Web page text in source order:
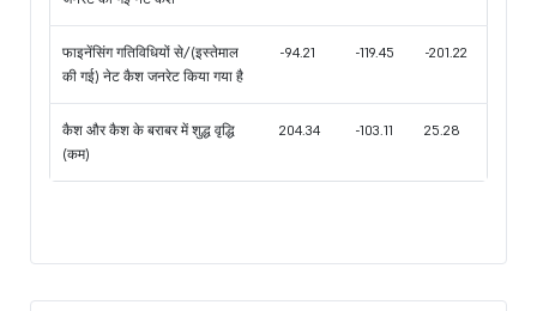
फाइनेंसिंग गतिविधियों से/(इस्तेमाल
की गई) नेट कैश जनरेट किया गया है
-94.21 -119.45 -201.22
कैश और कैश के बराबर में शुद्ध वृद्धि
(कम)
204.34 -103.11 25.28